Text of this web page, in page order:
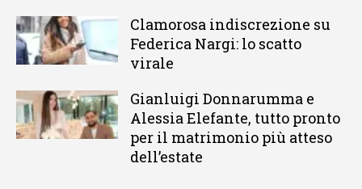
Clamorosa indiscrezione su
Federica Nargi: lo scatto
virale
Gianluigi Donnarumma e
Alessia Elefante, tutto pronto
per il matrimonio più atteso
dell’estate